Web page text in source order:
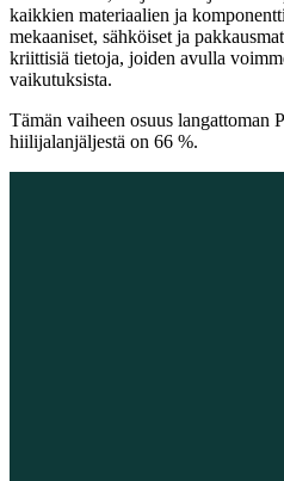
kaikkien materiaalien ja
mekaaniset, sähköiset ja
kriittisiä tietoja, joiden avulla
vaikutuksista.
Tämän vaiheen osuus
hiilijalanjäljestä on 66 %.